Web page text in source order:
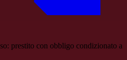
prestito con obbligo condizionato a